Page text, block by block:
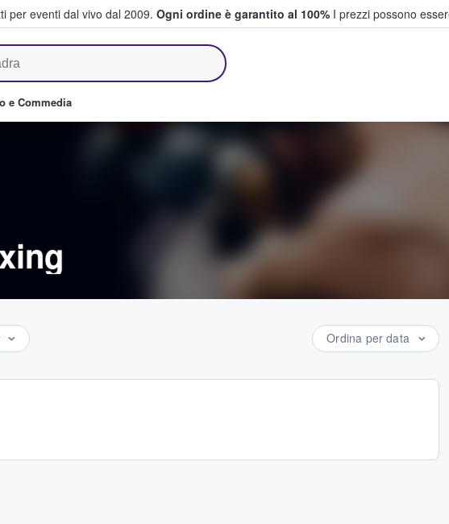
per eventi dal vivo dal 2009. Ogni ordine è garantito al 100% I prezzi possono
e vendono biglietti
e Commedia
Ordina per data